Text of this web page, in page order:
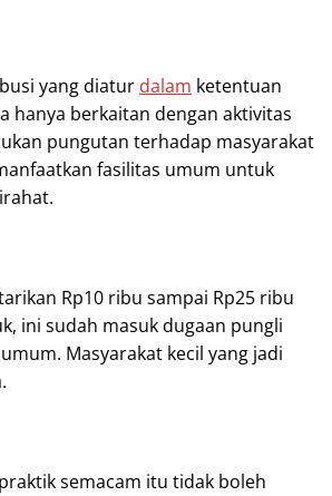
yang diatur dalam ketentuan
hanya berkaitan dengan aktivitas
pungutan terhadap masyarakat
fasilitas umum untuk
Rp10 ribu sampai Rp25 ribu
ini sudah masuk dugaan pungli
Masyarakat kecil yang jadi
semacam itu tidak boleh